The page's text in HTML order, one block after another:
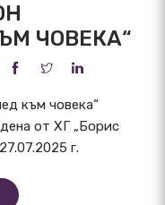
ЧОВЕКА“
към човека“
от ХГ „Борис
г.